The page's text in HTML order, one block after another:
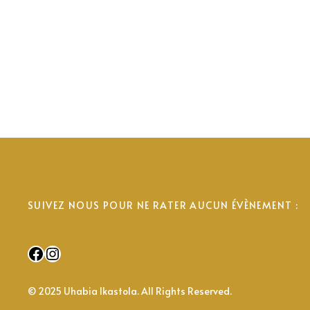
SUIVEZ NOUS POUR NE RATER AUCUN ÉVÈNEMENT :
Facebook
Instagram
© 2025 Uhabia Ikastola. All Rights Reserved.